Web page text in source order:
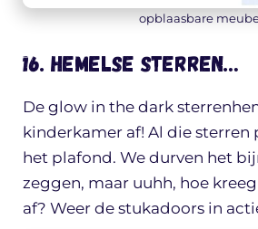
opblaasbare
16. Hemelse sterren…
De glow in the dark
kinderkamer af! Al die sterren
het plafond. We durven het
zeggen, maar uuhh, hoe
af? Weer de stukadoors in